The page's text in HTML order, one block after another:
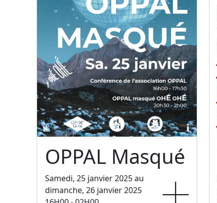
OPPAL Masqué
Samedi, 25 janvier 2025 au
dimanche, 26 janvier 2025